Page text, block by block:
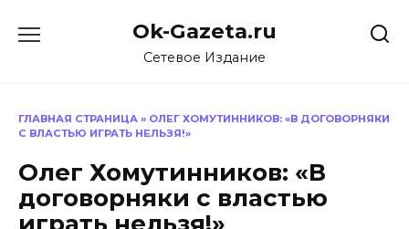
Ok-Gazeta.ru
Сетевое Издание
ГЛАВНАЯ СТРАНИЦА » ОЛЕГ ХОМУТИННИКОВ: «В ДОГОВОРНЯКИ
С ВЛАСТЬЮ ИГРАТЬ НЕЛЬЗЯ!»
Олег Хомутинников: «В
договорняки с властью